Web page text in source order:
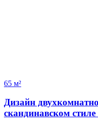
65 м²
Дизайн
скандинавском